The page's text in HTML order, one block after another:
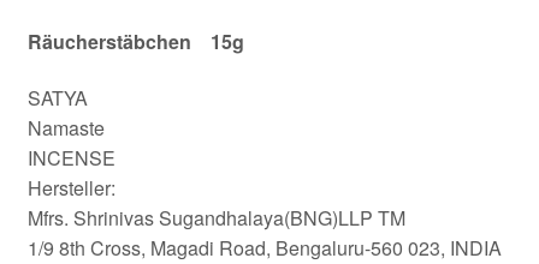
Räucherstäbchen 15g
SATYA
Namaste
INCENSE
Hersteller:
Mfrs. Shrinivas Sugandhalaya(BNG)LLP TM
1/9 8th Cross, Magadi Road, Bengaluru-560 023, INDIA